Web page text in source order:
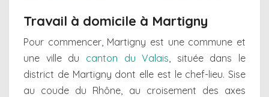
Travail à domicile à Martigny
Pour commencer, Martigny est une commune et
une ville du canton du Valais, située dans le
district de Martigny dont elle est le chef-lieu. Sise
au coude du Rhône, au croisement des axes